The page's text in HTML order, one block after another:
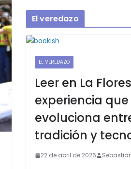
El veredazo
EL VEREDAZO
Leer en La
experiencia que
evoluciona
tradición y
22 de abril de 2026